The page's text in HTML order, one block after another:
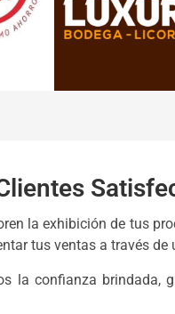
la exhibición de tus
tus ventas a través
la confianza brindada,